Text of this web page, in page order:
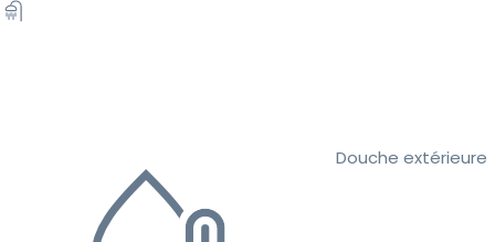
Douche extérieure